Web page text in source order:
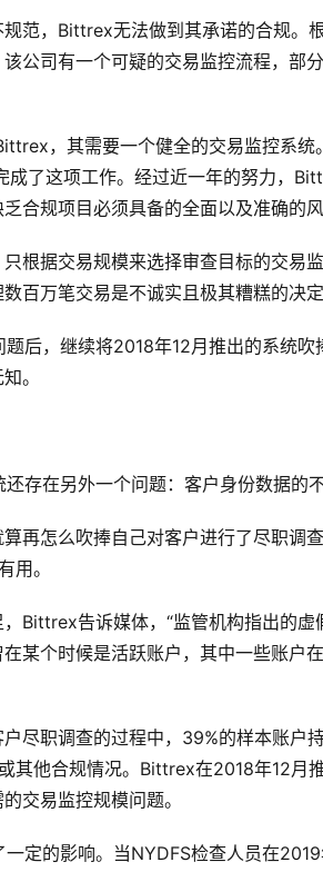
范，Bittrex无法做到其承诺的合规。
公司有一个可疑的交易监控流程，部
，其需要一个健全的交易监控系
成了这项工作。经过近一年的努力，
合规项目必须具备的全面以及准确的风
根据交易规模来选择审查目标的交易
百万笔交易是不诚实且极其糟糕的决定
后，继续将2018年12月推出的系统
。
存在另外一个问题：客户身份数据的不
再怎么吹捧自己对客户进行了尽职调
用。
Bittrex告诉媒体，“监管机构指出的
某个时候是活跃账户，其中一些账
尽职调查的过程中，39%的样本账户
其他合规情况。Bittrex在2018年12月
交易监控规模问题。
定的影响。当NYDFS检查人员在